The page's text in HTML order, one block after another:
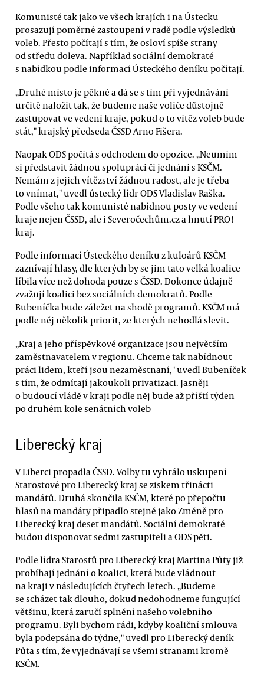
Komunisté tak jako ve všech krajích i na Ústecku
prosazují poměrné zastoupení v radě podle výsledků
voleb. Přesto počítají s tím, že osloví spíše strany
od středu doleva. Například sociální demokraté
s nabídkou podle informací Ústeckého deníku počítají.
„Druhé místo je pěkné a dá se s tím při vyjednávání
určitě naložit tak, že budeme naše voliče důstojně
zastupovat ve vedení kraje, pokud o to vítěz voleb bude
stát," krajský předseda ČSSD Arno Fišera.
Naopak ODS počítá s odchodem do opozice. „Neumím
si představit žádnou spolupráci či jednání s KSČM.
Nemám z jejich vítězství žádnou radost, ale je třeba
to vnímat," uvedl ústecký lídr ODS Vladislav Raška.
Podle všeho tak komunisté nabídnou posty ve vedení
kraje nejen ČSSD, ale i Severočechům.cz a hnutí PRO!
kraj.
Podle informací Ústeckého deníku z kuloárů KSČM
zaznívají hlasy, dle kterých by se jim tato velká koalice
líbila více než dohoda pouze s ČSSD. Dokonce údajně
zvažují koalici bez sociálních demokratů. Podle
Bubeníčka bude záležet na shodě programů. KSČM má
podle něj několik priorit, ze kterých nehodlá slevit.
„Kraj a jeho příspěvkové organizace jsou největším
zaměstnavatelem v regionu. Chceme tak nabídnout
práci lidem, kteří jsou nezaměstnaní," uvedl Bubeníček
s tím, že odmítají jakoukoli privatizaci. Jasněji
o budoucí vládě v kraji podle něj bude až příští týden
po druhém kole senátních voleb
Liberecký kraj
V Liberci propadla ČSSD. Volby tu vyhrálo uskupení
Starostové pro Liberecký kraj se ziskem třinácti
mandátů. Druhá skončila KSČM, které po přepočtu
hlasů na mandáty připadlo stejně jako Změně pro
Liberecký kraj deset mandátů. Sociální demokraté
budou disponovat sedmi zastupiteli a ODS pěti.
Podle lídra Starostů pro Liberecký kraj Martina Půty již
probíhají jednání o koalici, která bude vládnout
na kraji v následujících čtyřech letech. „Budeme
se scházet tak dlouho, dokud nedohodneme fungující
většinu, která zaručí splnění našeho volebního
programu. Byli bychom rádi, kdyby koaliční smlouva
byla podepsána do týdne," uvedl pro Liberecký deník
Půta s tím, že vyjednávají se všemi stranami kromě
KSČM.